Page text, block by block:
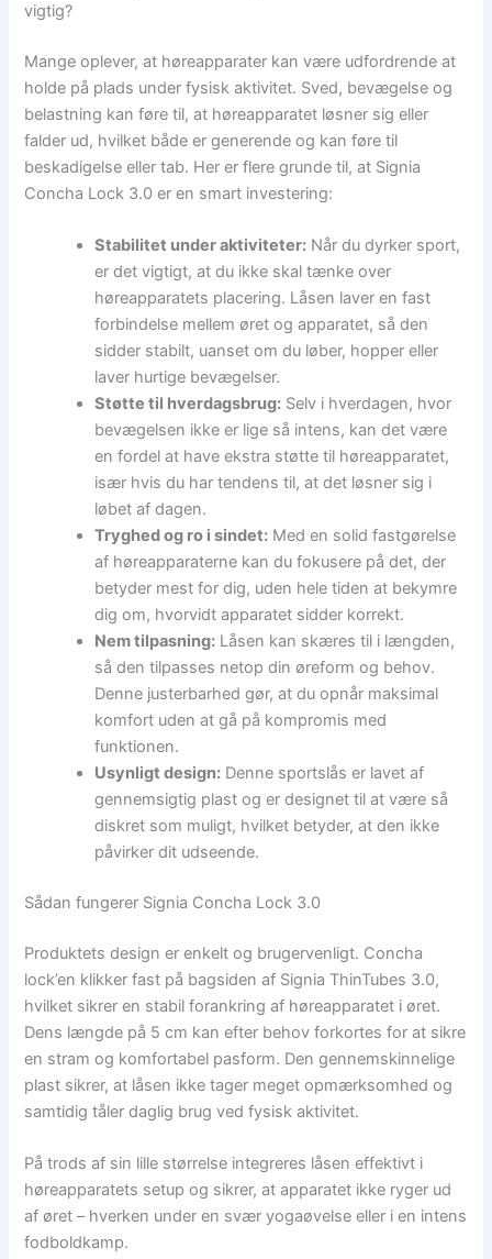
vigtig?
Mange oplever, at høreapparater kan være udfordrende at
holde på plads under fysisk aktivitet. Sved, bevægelse og
belastning kan føre til, at høreapparatet løsner sig eller
falder ud, hvilket både er generende og kan føre til
beskadigelse eller tab. Her er flere grunde til, at Signia
Concha Lock 3.0 er en smart investering:
Stabilitet under aktiviteter: Når du dyrker sport,
er det vigtigt, at du ikke skal tænke over
høreapparatets placering. Låsen laver en fast
forbindelse mellem øret og apparatet, så den
sidder stabilt, uanset om du løber, hopper eller
laver hurtige bevægelser.
Støtte til hverdagsbrug: Selv i hverdagen, hvor
bevægelsen ikke er lige så intens, kan det være
en fordel at have ekstra støtte til høreapparatet,
især hvis du har tendens til, at det løsner sig i
løbet af dagen.
Tryghed og ro i sindet: Med en solid fastgørelse
af høreapparaterne kan du fokusere på det, der
betyder mest for dig, uden hele tiden at bekymre
dig om, hvorvidt apparatet sidder korrekt.
Nem tilpasning: Låsen kan skæres til i længden,
så den tilpasses netop din øreform og behov.
Denne justerbarhed gør, at du opnår maksimal
komfort uden at gå på kompromis med
funktionen.
Usynligt design: Denne sportslås er lavet af
gennemsigtig plast og er designet til at være så
diskret som muligt, hvilket betyder, at den ikke
påvirker dit udseende.
Sådan fungerer Signia Concha Lock 3.0
Produktets design er enkelt og brugervenligt. Concha
lock’en klikker fast på bagsiden af Signia ThinTubes 3.0,
hvilket sikrer en stabil forankring af høreapparatet i øret.
Dens længde på 5 cm kan efter behov forkortes for at sikre
en stram og komfortabel pasform. Den gennemskinnelige
plast sikrer, at låsen ikke tager meget opmærksomhed og
samtidig tåler daglig brug ved fysisk aktivitet.
På trods af sin lille størrelse integreres låsen effektivt i
høreapparatets setup og sikrer, at apparatet ikke ryger ud
af øret – hverken under en svær yogaøvelse eller i en intens
fodboldkamp.